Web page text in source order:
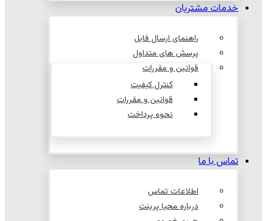
خدمات مشتریان
راهنمای ارسال فایل
پرسش های متداول
قوانین و مقررات
کنترل کیفیت
قوانین و مقررات
نحوه پرداخت
تماس با ما
اطلاعات تماس
درباره محیا پرینت